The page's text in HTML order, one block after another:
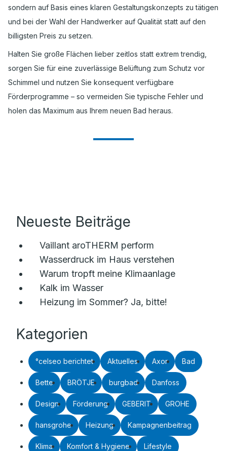
sondern auf Basis eines klaren Gestaltungskonzepts zu tätigen
und bei der Wahl der Handwerker auf Qualität statt auf den
billigsten Preis zu setzen.
Halten Sie große Flächen lieber zeitlos statt extrem trendig,
sorgen Sie für eine zuverlässige Belüftung zum Schutz vor
Schimmel und nutzen Sie konsequent verfügbare
Förderprogramme – so vermeiden Sie typische Fehler und
holen das Maximum aus Ihrem neuen Bad heraus.
Neueste Beiträge
Vaillant aroTHERM perform
Wasserdruck im Haus verstehen
Warum tropft meine Klimaanlage
Kalk im Wasser
Heizung im Sommer? Ja, bitte!
Kategorien
°celseo berichtet Aktuelles Axor Bad
Bette BRÖTJE burgbad Danfoss
Design Förderung GEBERIT GROHE
hansgrohe Heizung Kampagnenbeitrag
Klima Komfort & Hygiene Lifestyle